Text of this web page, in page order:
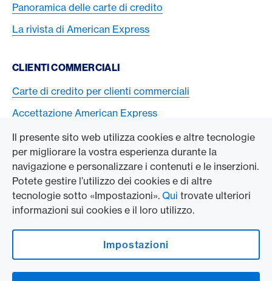
Il presente sito web utilizza cookies e altre tecnologie
per migliorare la vostra esperienza durante la
navigazione e personalizzare i contenuti e le inserzioni.
Potete gestire l’utilizzo dei cookies e di altre
tecnologie sotto «Impostazioni». Qui trovate ulteriori
informazioni sui cookies e il loro utilizzo.
Impostazioni
Panoramica delle carte di credito
La rivista di American Express
CLIENTI COMMERCIALI
Carte di credito per clienti commerciali
Accettazione American Express
L’AZIENDA
Swisscard AECS GmbH
American Express Globale
Contact & Social channels
American Express on Facebook
American Express Switzerland on Instagram